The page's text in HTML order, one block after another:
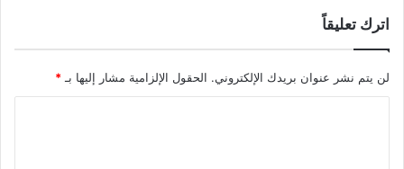
اترك تعليقاً
لن يتم نشر عنوان بريدك الإلكتروني. الحقول الإلزامية مشار إليها بـ *